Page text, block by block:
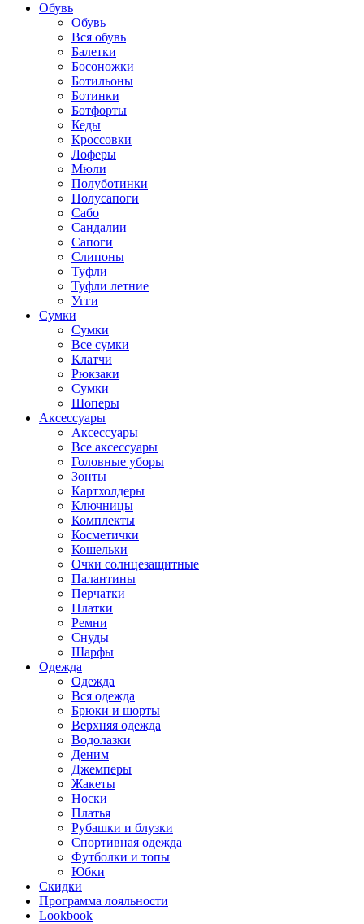
Обувь
Обувь
Вся обувь
Балетки
Босоножки
Ботильоны
Ботинки
Ботфорты
Кеды
Кроссовки
Лоферы
Мюли
Полуботинки
Полусапоги
Сабо
Сандалии
Сапоги
Слипоны
Туфли
Туфли летние
Угги
Сумки
Сумки
Все сумки
Клатчи
Рюкзаки
Сумки
Шоперы
Аксессуары
Аксессуары
Все аксессуары
Головные уборы
Зонты
Картхолдеры
Ключницы
Комплекты
Косметички
Кошельки
Очки солнцезащитные
Палантины
Перчатки
Платки
Ремни
Снуды
Шарфы
Одежда
Одежда
Вся одежда
Брюки и шорты
Верхняя одежда
Водолазки
Деним
Джемперы
Жакеты
Носки
Платья
Рубашки и блузки
Спортивная одежда
Футболки и топы
Юбки
Скидки
Программа лояльности
Lookbook